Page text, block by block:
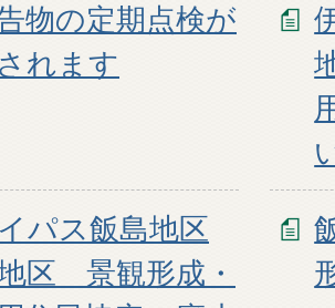
物の定期点検が
れます
パス飯島地区
区 景観形成・